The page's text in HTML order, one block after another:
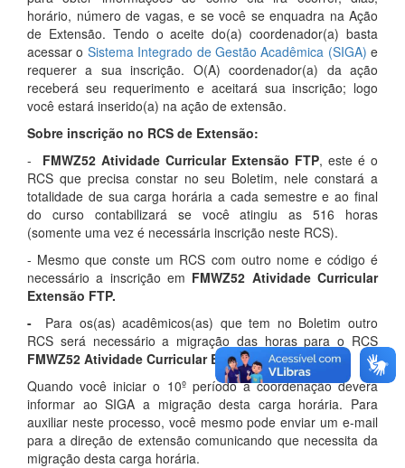
horário, número de vagas, e se você se enquadra na Ação
de Extensão. Tendo o aceite do(a) coordenador(a) basta
acessar o Sistema Integrado de Gestão Acadêmica (SIGA) e
requerer a sua inscrição. O(A) coordenador(a) da ação
receberá seu requerimento e aceitará sua inscrição; logo
você estará inserido(a) na ação de extensão.
Sobre inscrição no RCS de Extensão:
- FMWZ52 Atividade Curricular Extensão FTP, este é o
RCS que precisa constar no seu Boletim, nele constará a
totalidade de sua carga horária a cada semestre e ao final
do curso contabilizará se você atingiu as 516 horas
(somente uma vez é necessária inscrição neste RCS).
- Mesmo que conste um RCS com outro nome e código é
necessário a inscrição em FMWZ52 Atividade Curricular
Extensão FTP.
- Para os(as) acadêmicos(as) que tem no Boletim outro
RCS será necessário a migração das horas para o RCS
FMWZ52 Atividade Curricular Extensão FTP.
Quando você iniciar o 10º período a coordenação deverá
informar ao SIGA a migração desta carga horária. Para
auxiliar neste processo, você mesmo pode enviar um e-mail
para a direção de extensão comunicando que necessita da
migração desta carga horária.